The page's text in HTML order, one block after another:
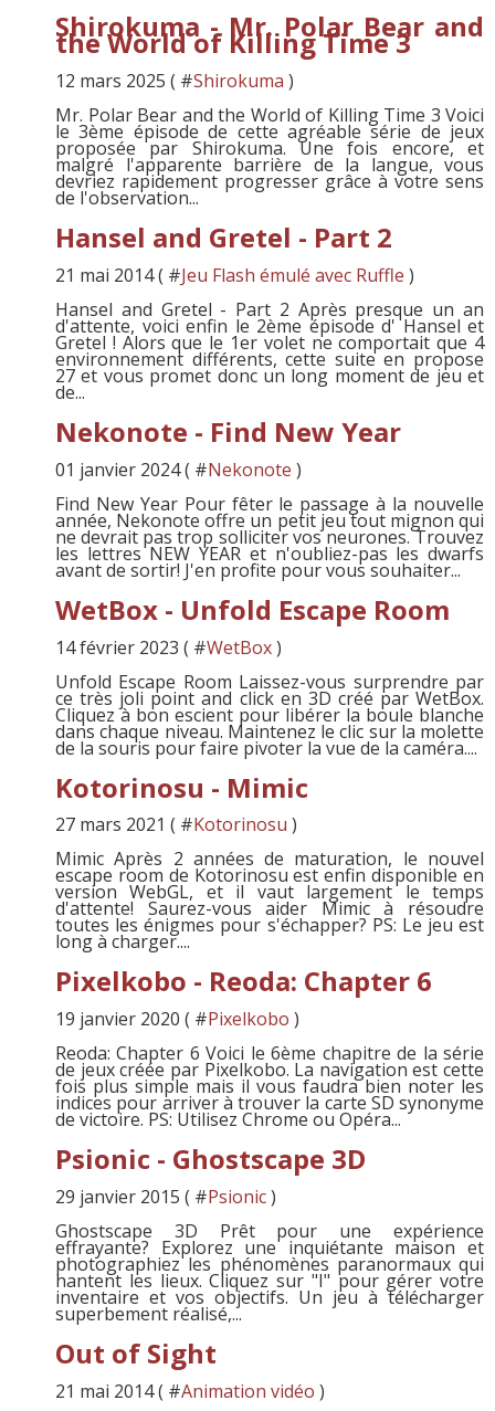
Shirokuma - Mr. Polar Bear and
the World of Killing Time 3
12 mars 2025 ( #Shirokuma )
Mr. Polar Bear and the World of Killing Time 3 Voici
le 3ème épisode de cette agréable série de jeux
proposée par Shirokuma. Une fois encore, et
malgré l'apparente barrière de la langue, vous
devriez rapidement progresser grâce à votre sens
de l'observation...
Hansel and Gretel - Part 2
21 mai 2014 ( #Jeu Flash émulé avec Ruffle )
Hansel and Gretel - Part 2 Après presque un an
d'attente, voici enfin le 2ème épisode d' Hansel et
Gretel ! Alors que le 1er volet ne comportait que 4
environnement différents, cette suite en propose
27 et vous promet donc un long moment de jeu et
de...
Nekonote - Find New Year
01 janvier 2024 ( #Nekonote )
Find New Year Pour fêter le passage à la nouvelle
année, Nekonote offre un petit jeu tout mignon qui
ne devrait pas trop solliciter vos neurones. Trouvez
les lettres NEW YEAR et n'oubliez-pas les dwarfs
avant de sortir! J'en profite pour vous souhaiter...
WetBox - Unfold Escape Room
14 février 2023 ( #WetBox)
Unfold Escape Room Laissez-vous surprendre par
ce très joli point and click en 3D créé par WetBox.
Cliquez à bon escient pour libérer la boule blanche
dans chaque niveau. Maintenez le clic sur la molette
de la souris pour faire pivoter la vue de la caméra....
Kotorinosu - Mimic
27 mars 2021 ( #Kotorinosu )
Mimic Après 2 années de maturation, le nouvel
escape room de Kotorinosu est enfin disponible en
version WebGL, et il vaut largement le temps
d'attente! Saurez-vous aider Mimic à résoudre
toutes les énigmes pour s'échapper? PS: Le jeu est
long à charger....
Pixelkobo - Reoda: Chapter 6
19 janvier 2020 ( #Pixelkobo )
Reoda: Chapter 6 Voici le 6ème chapitre de la série
de jeux créée par Pixelkobo. La navigation est cette
fois plus simple mais il vous faudra bien noter les
indices pour arriver à trouver la carte SD synonyme
de victoire. PS: Utilisez Chrome ou Opéra...
Psionic - Ghostscape 3D
29 janvier 2015 ( #Psionic)
Ghostscape 3D Prêt pour une expérience
effrayante? Explorez une inquiétante maison et
photographiez les phénomènes paranormaux qui
hantent les lieux. Cliquez sur "I" pour gérer votre
inventaire et vos objectifs. Un jeu à télécharger
superbement réalisé,...
Out of Sight
21 mai 2014 ( #Animation vidéo )